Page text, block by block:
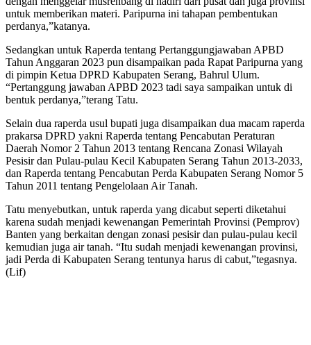
untuk memberikan materi. Paripurna ini tahapan pembentukan
perdanya,”katanya.
Sedangkan untuk Raperda tentang Pertanggungjawaban APBD
Tahun Anggaran 2023 pun disampaikan pada Rapat Paripurna yang
di pimpin Ketua DPRD Kabupaten Serang, Bahrul Ulum.
“Pertanggung jawaban APBD 2023 tadi saya sampaikan untuk di
bentuk perdanya,”terang Tatu.
Selain dua raperda usul bupati juga disampaikan dua macam raperda
prakarsa DPRD yakni Raperda tentang Pencabutan Peraturan
Daerah Nomor 2 Tahun 2013 tentang Rencana Zonasi Wilayah
Pesisir dan Pulau-pulau Kecil Kabupaten Serang Tahun 2013-2033,
dan Raperda tentang Pencabutan Perda Kabupaten Serang Nomor 5
Tahun 2011 tentang Pengelolaan Air Tanah.
Tatu menyebutkan, untuk raperda yang dicabut seperti diketahui
karena sudah menjadi kewenangan Pemerintah Provinsi (Pemprov)
Banten yang berkaitan dengan zonasi pesisir dan pulau-pulau kecil
kemudian juga air tanah. “Itu sudah menjadi kewenangan provinsi,
jadi Perda di Kabupaten Serang tentunya harus di cabut,”tegasnya.
(Lif)